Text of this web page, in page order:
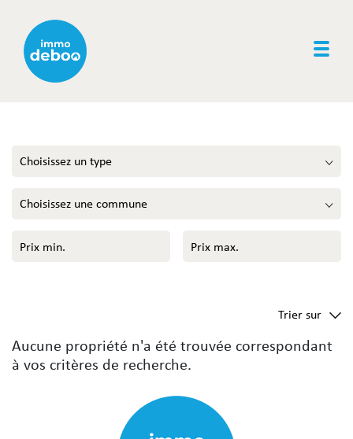
Choisissez un type
Choisissez une commune
Trier sur
Aucune propriété n'a été trouvée correspondant
à vos critères de recherche.